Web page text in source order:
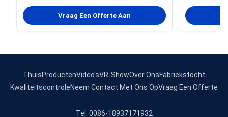
Productbeschrijving: De bentoniet- en
cassavazetmeel-kattenkorrel granulaatmachine
is een gespecialiseerde en efficiënte apparatuur
Vraag Een Offerte Aan
stapel, dat
menselijke
ThuisProductenVideo'sVR-ShowOver OnsFabriekstocht
KwaliteitscontroleNeem Contact Met Ons OpVraag Een Offerte
Tel: 0086-18937171932